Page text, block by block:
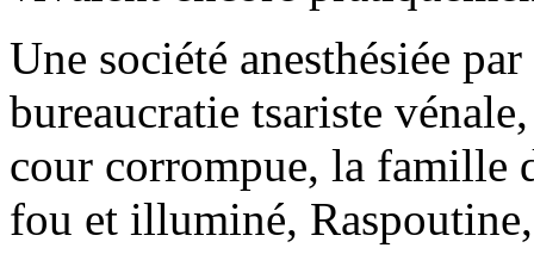
Une société anesthésiée
bureaucratie tsariste
cour corrompue, la famille
fou et illuminé,